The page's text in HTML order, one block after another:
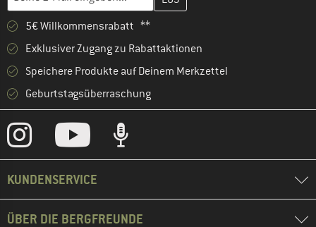
5€ Willkommensrabatt **
Exklusiver Zugang zu Rabattaktionen
Speichere Produkte auf Deinem Merkzettel
Geburtstagsüberraschung
KUNDENSERVICE
ÜBER DIE BERGFREUNDE